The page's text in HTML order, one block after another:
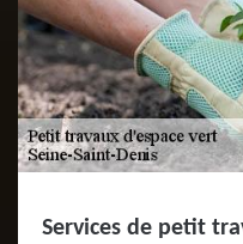
Services de petit